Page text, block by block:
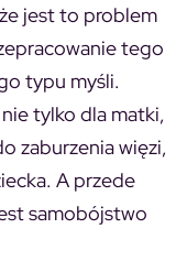
jest to problem
tego
typu myśli.
tylko dla matki,
zaburzenia więzi,
A przede
samobójstwo